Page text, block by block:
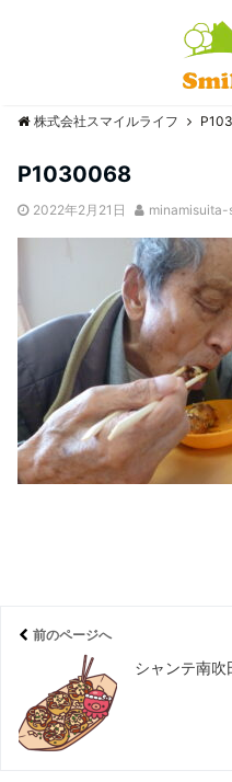
株式会社スマイルライフ
P1030068
2022年2月21日
前のページへ
シャンテ南